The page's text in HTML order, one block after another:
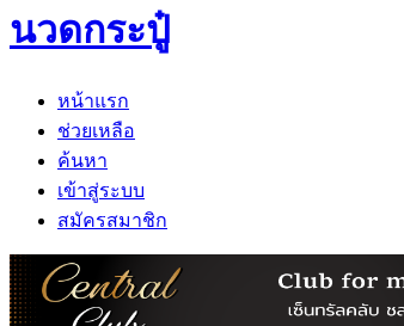
นวดกระปู๋
หน้าแรก
ช่วยเหลือ
ค้นหา
เข้าสู่ระบบ
สมัครสมาชิก